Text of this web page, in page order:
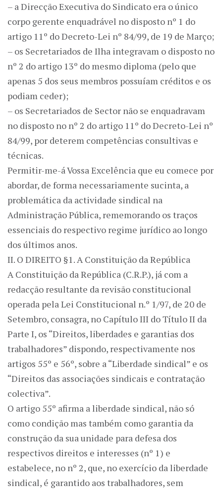
– a Direcção Executiva do Sindicato era o único
corpo gerente enquadrável no disposto nº 1 do
artigo 11º do Decreto-Lei nº 84/99, de 19 de Março;
– os Secretariados de Ilha integravam o disposto no
nº 2 do artigo 13º do mesmo diploma (pelo que
apenas 5 dos seus membros possuíam créditos e os
podiam ceder);
– os Secretariados de Sector não se enquadravam
no disposto no nº 2 do artigo 11º do Decreto-Lei nº
84/99, por deterem competências consultivas e
técnicas.
Permitir-me-á Vossa Excelência que eu comece por
abordar, de forma necessariamente sucinta, a
problemática da actividade sindical na
Administração Pública, rememorando os traços
essenciais do respectivo regime jurídico ao longo
dos últimos anos.
II. O DIREITO §1. A Constituição da República
A Constituição da República (C.R.P.), já com a
redacção resultante da revisão constitucional
operada pela Lei Constitucional n.º 1/97, de 20 de
Setembro, consagra, no Capítulo III do Título II da
Parte I, os “Direitos, liberdades e garantias dos
trabalhadores” dispondo, respectivamente nos
artigos 55º e 56º, sobre a “Liberdade sindical” e os
“Direitos das associações sindicais e contratação
colectiva”.
O artigo 55º afirma a liberdade sindical, não só
como condição mas também como garantia da
construção da sua unidade para defesa dos
respectivos direitos e interesses (nº 1) e
estabelece, no nº 2, que, no exercício da liberdade
sindical, é garantido aos trabalhadores, sem